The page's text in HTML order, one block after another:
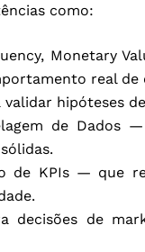
como:
Monetary
real de
hipóteses
de Dados
de KPIs — que
decisões de